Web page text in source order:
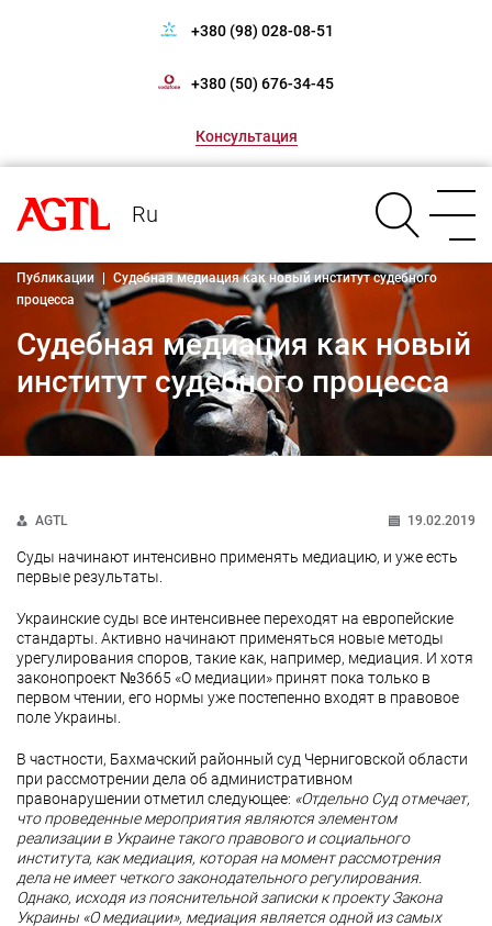
+380 (98) 028-08-51
+380 (50) 676-34-45
Консультация
Ru
Публикации
Судебная медиация как новый институт судебного
процесса
Судебная медиация как новый
институт судебного процесса
AGTL 19.02.2019
Суды начинают интенсивно применять медиацию, и уже есть
первые результаты.
Украинские суды все интенсивнее переходят на европейские
стандарты. Активно начинают применяться новые методы
урегулирования споров, такие как, например, медиация. И хотя
законопроект №3665 «О медиации» принят пока только в
первом чтении, его нормы уже постепенно входят в правовое
поле Украины.
В частности, Бахмачский районный суд Черниговской области
при рассмотрении дела об административном
правонарушении отметил следующее: «Отдельно Суд отмечает,
что проведенные мероприятия являются элементом
реализации в Украине такого правового и социального
института, как медиация, которая на момент рассмотрения
дела не имеет четкого законодательного регулирования.
Однако, исходя из пояснительной записки к проекту Закона
Украины «О медиации», медиация является одной из самых